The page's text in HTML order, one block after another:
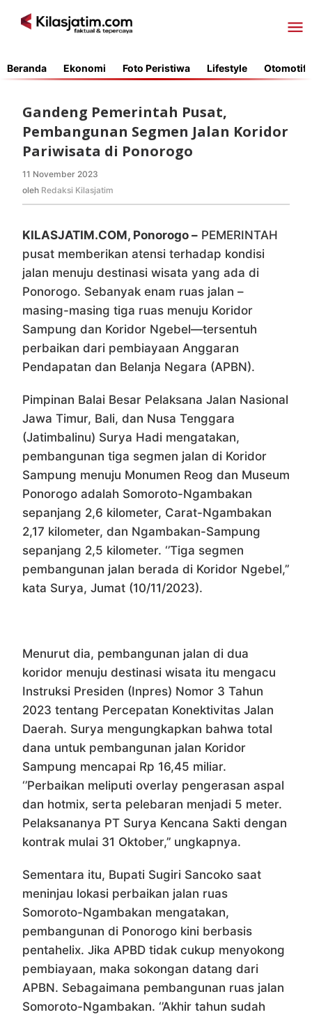
Beranda Ekonomi Foto Peristiwa Lifestyle Otomotif
Gandeng Pemerintah Pusat,
Pembangunan Segmen Jalan Koridor
Pariwisata di Ponorogo
11 November 2023
Redaksi
oleh Redaksi Kilasjatim
KILASJATIM.COM, Ponorogo – PEMERINTAH
pusat memberikan atensi terhadap kondisi
jalan menuju destinasi wisata yang ada di
Ponorogo. Sebanyak enam ruas jalan –
masing-masing tiga ruas menuju Koridor
Sampung dan Koridor Ngebel—tersentuh
perbaikan dari pembiayaan Anggaran
Pendapatan dan Belanja Negara (APBN).
Pimpinan Balai Besar Pelaksana Jalan Nasional
Jawa Timur, Bali, dan Nusa Tenggara
(Jatimbalinu) Surya Hadi mengatakan,
pembangunan tiga segmen jalan di Koridor
Sampung menuju Monumen Reog dan Museum
Ponorogo adalah Somoroto-Ngambakan
sepanjang 2,6 kilometer, Carat-Ngambakan
2,17 kilometer, dan Ngambakan-Sampung
sepanjang 2,5 kilometer. ‘’Tiga segmen
pembangunan jalan berada di Koridor Ngebel,’’
kata Surya, Jumat (10/11/2023).
Menurut dia, pembangunan jalan di dua
koridor menuju destinasi wisata itu mengacu
Instruksi Presiden (Inpres) Nomor 3 Tahun
2023 tentang Percepatan Konektivitas Jalan
Daerah. Surya mengungkapkan bahwa total
dana untuk pembangunan jalan Koridor
Sampung mencapai Rp 16,45 miliar.
‘’Perbaikan meliputi overlay pengerasan aspal
dan hotmix, serta pelebaran menjadi 5 meter.
Pelaksananya PT Surya Kencana Sakti dengan
kontrak mulai 31 Oktober,’’ ungkapnya.
Sementara itu, Bupati Sugiri Sancoko saat
meninjau lokasi perbaikan jalan ruas
Somoroto-Ngambakan mengatakan,
pembangunan di Ponorogo kini berbasis
pentahelix. Jika APBD tidak cukup menyokong
pembiayaan, maka sokongan datang dari
APBN. Sebagaimana pembangunan ruas jalan
Somoroto-Ngambakan. ‘’Akhir tahun sudah